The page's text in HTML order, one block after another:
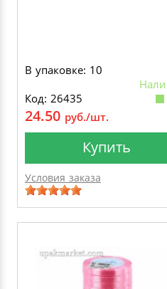
В упаковке: 10
Код: 26435
24.50 руб./шт.
Купить
Условия заказа